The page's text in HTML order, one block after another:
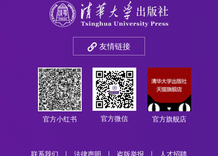
友情链接
官方小红书 官方微信 官方旗舰店
联系我们 | 法律声明 | 盗版举报 | 人才招聘